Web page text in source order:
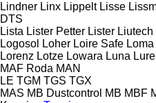
Lindner Linx Lippelt Lisse
DTS
Lista Lister Petter Lister Liutech
Logosol
Loher Loire Safe Loma
Lorenz Lotze Lowara Luna
MAF Roda MAN
LE TGM TGS TGX
MAS MB Dustcontrol MB MBF